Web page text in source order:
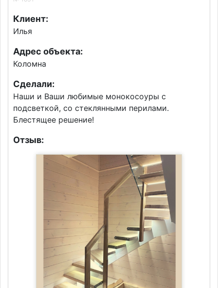
Клиент:
Илья
Адрес объекта:
Коломна
Сделали:
Наши и Ваши любимые монокосоуры с
подсветкой, со стеклянными перилами.
Блестящее решение!
Отзыв: